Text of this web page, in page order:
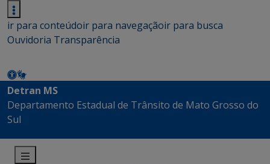
ir para conteúdoir para navegaçãoir para busca
Ouvidoria Transparência
Detran MS
Departamento Estadual de Trânsito de Mato Grosso do
Sul